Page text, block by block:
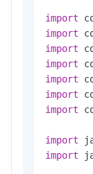
import
import
import
import
import
import
import
import
import